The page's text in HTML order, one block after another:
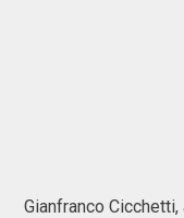
Gianfranco